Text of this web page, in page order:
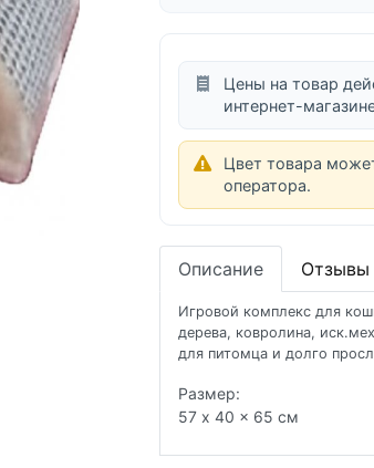
Цены на товар
интернет-
Цвет товара
оператора.
Описание Отзывы
Игровой комплекс для
дерева, ковролина,
для питомца и долго
Размер:
57 x 40 x 65 см